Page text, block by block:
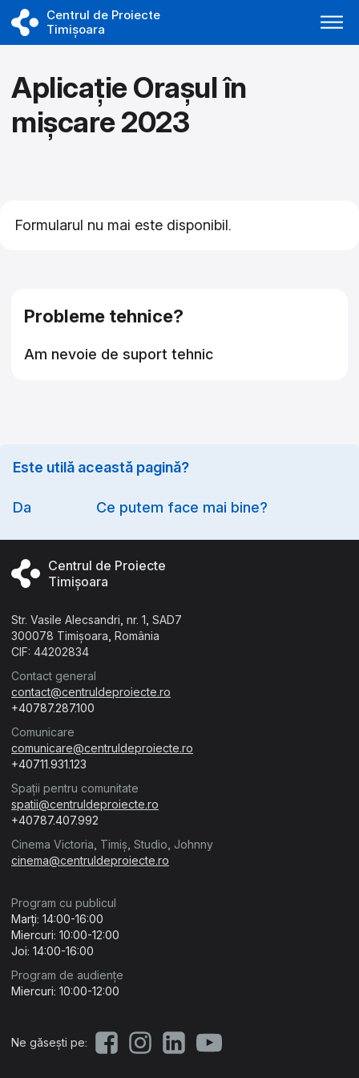
Centrul de Proiecte
Timișoara
Aplicație Orașul în
mișcare 2023
Formularul nu mai este disponibil.
Asistență tehnică closed
Probleme tehnice?
Am nevoie de suport tehnic
Este utilă această pagină?
Da Ce putem face mai bine?
Centrul de Proiecte
Timișoara
Str. Vasile Alecsandri, nr. 1, SAD7
300078 Timișoara, România
CIF: 44202834
Contact general
contact@centruldeproiecte.ro
+40787.287.100
Comunicare
comunicare@centruldeproiecte.ro
+40711.931.123
Spații pentru comunitate
spatii@centruldeproiecte.ro
+40787.407.992
Cinema Victoria, Timiș, Studio, Johnny
cinema@centruldeproiecte.ro
Program cu publicul
Marți: 14:00-16:00
Miercuri: 10:00-12:00
Joi: 14:00-16:00
Program de audiențe
Miercuri: 10:00-12:00
Ne găsești pe: